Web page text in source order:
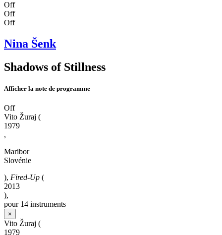
Off
Off
Off
Nina Šenk
Shadows of Stillness
Afficher la note de programme
Off
Vito Žuraj (
1979
,
Maribor
Slovénie
), Fired-Up (
2013
),
pour 14 instruments
×
Vito Žuraj (
1979